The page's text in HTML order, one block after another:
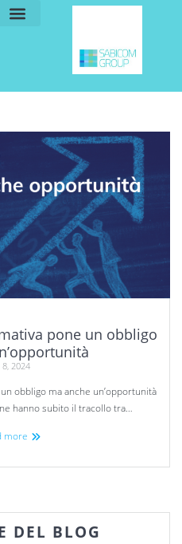
pone un obbligo
2024
obbligo ma anche un’opportunità
hanno subito il tracollo tra…
more
DEL BLOG